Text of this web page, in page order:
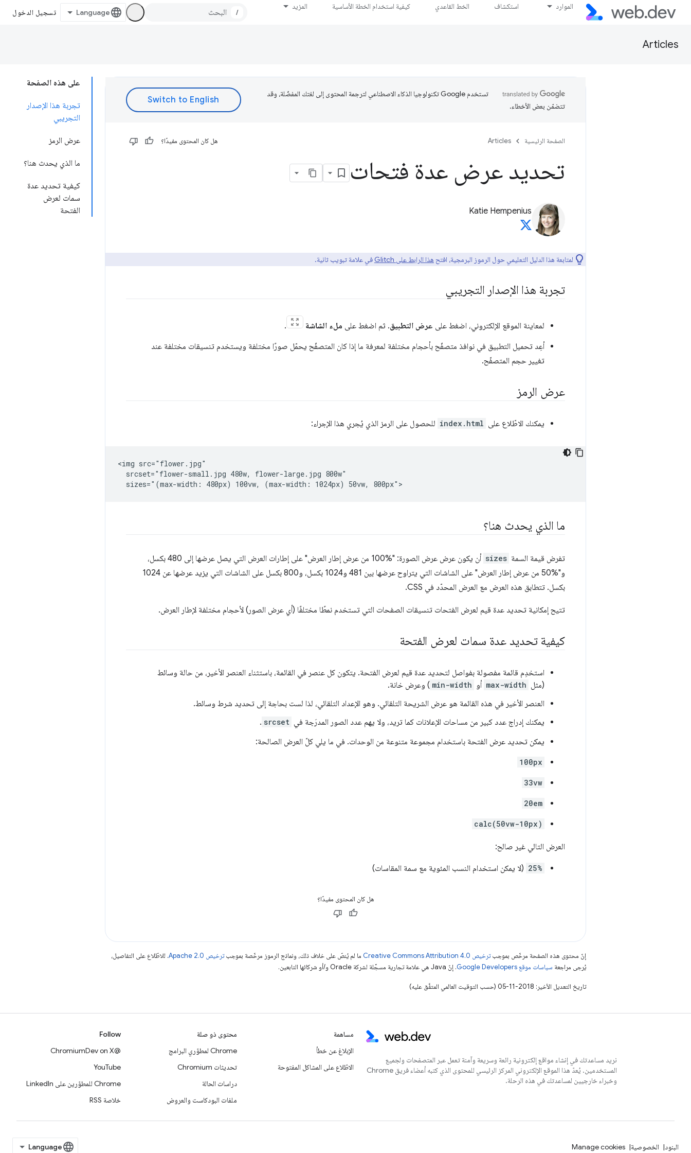
الموارد استكشاف الخط القاعدي كيفية استخدام الخطة الأساسية المزيد
/ تسجيل الدخول
Articles
على هذه الصفحة
تجربة هذا الإصدار
التجريبي
عرض الرمز
ما الذي يحدث هنا؟
كيفية تحديد عدة
سمات لعرض
الفتحة
تستخدم Google تكنولوجيا الذكاء الاصطناعي لترجمة المحتوى إلى لغتك المفضّلة، وقد
تتضمّن بعض الأخطاء.
الصفحة الرئيسية Articles هل كان المحتوى مفيدًا؟
تحديد عرض عدة فتحات
Katie Hempenius
لمتابعة هذا الدليل التعليمي حول الرموز البرمجية، افتح هذا الرابط على Glitch في علامة تبويب ثانية.
تجربة هذا الإصدار التجريبي
لمعاينة الموقع الإلكتروني، اضغط على عرض التطبيق. ثم اضغط على ملء الشاشة
.
أعِد تحميل التطبيق في نوافذ متصفّح بأحجام مختلفة لمعرفة ما إذا كان المتصفّح يحمّل صورًا مختلفة ويستخدم تنسيقات مختلفة عند
تغيير حجم المتصفّح.
عرض الرمز
يمكنك الاطّلاع على index.html للحصول على الرمز الذي يُجري هذا الإجراء:
<img src="flower.jpg"
  srcset="flower-small.jpg 480w, flower-large.jpg 800w"
ما الذي يحدث هنا؟
تفرض قيمة السمة sizes
أن يكون عرض عرض الصورة: "‎100% من عرض إطار العرض" على إطارات العرض التي يصل عرضها إلى 480 بكسل،
و"‎50% من عرض إطار العرض" على الشاشات التي يتراوح عرضها بين 481 و1024 بكسل، و800 بكسل على الشاشات التي يزيد عرضها عن 1024
بكسل. تتطابق هذه العرض مع العرض المحدّد في CSS.
تتيح إمكانية تحديد عدة قيم لعرض الفتحات تنسيقات الصفحات التي تستخدم نمطًا مختلفًا (أي عرض الصور) لأحجام مختلفة لإطار العرض.
كيفية تحديد عدة سمات لعرض الفتحة
استخدِم قائمة مفصولة بفواصل لتحديد عدة قيم لعرض الفتحة. يتكون كل عنصر في القائمة، باستثناء العنصر الأخير، من حالة وسائط
(مثل max-width أو min-width ) وعرض خانة.
العنصر الأخير في هذه القائمة هو عرض الشريحة التلقائي. وهو الإعداد التلقائي، لذا لست بحاجة إلى تحديد شرط وسائط.
يمكنك إدراج عدد كبير من مساحات الإعلانات كما تريد، ولا يهم عدد الصور المدرَجة في srcset
.
يمكن تحديد عرض الفتحة باستخدام مجموعة متنوعة من الوحدات. في ما يلي كلّ العرض الصالحة:
100px
33vw
20em
calc(50vw-10px)
العرض التالي غير صالح:
25% (لا يمكن استخدام النسب المئوية مع سمة المقاسات)
هل كان المحتوى مفيدًا؟
إنّ محتوى هذه الصفحة مرخّص بموجبترخيص Creative Commons Attribution 4.0‏ ما لم يُنصّ على خلاف ذلك، ونماذج الرموز مرخّصة بموجبترخيص Apache 2.0‏
. للاطّلاع على التفاصيل،
يُرجى مراجعة سياسات موقع Google Developers‏ . إنّ Java هي علامة تجارية مسجَّلة لشركة Oracle و/أو شركائها التابعين.
تاريخ التعديل الأخير: 2018-11-05 (حسب التوقيت العالمي المتفَّق عليه)
نريد مساعدتك في إنشاء مواقع إلكترونية رائعة وسريعة وآمنة تعمل عبر المتصفحات ولجميع
المستخدمين. يُعدّ هذا الموقع الإلكتروني المركز الرئيسي للمحتوى الذي كتبه أعضاء فريق Chrome
وخبراء خارجيين لمساعدتك في هذه الرحلة.
مساهمة
الإبلاغ عن خطأ
الاطّلاع على المشاكل المفتوحة
محتوى ذو صلة
Chrome لمطوّري البرامج
تحديثات Chromium
دراسات الحالة
ملفات البودكاست والعروض
Follow
@ChromiumDev on X
YouTube
Chrome للمطوّرين على LinkedIn
خلاصة RSS
البنود الخصوصية Manage cookies